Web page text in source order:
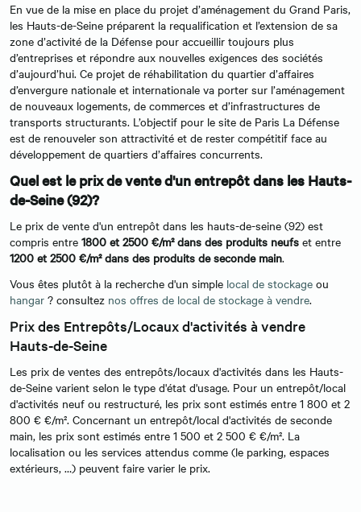
En vue de la mise en place du projet d’aménagement du Grand Paris,
les Hauts-de-Seine préparent la requalification et l’extension de sa
zone d’activité de la Défense pour accueillir toujours plus
d’entreprises et répondre aux nouvelles exigences des sociétés
d’aujourd’hui. Ce projet de réhabilitation du quartier d’affaires
d’envergure nationale et internationale va porter sur l’aménagement
de nouveaux logements, de commerces et d’infrastructures de
transports structurants. L’objectif pour le site de Paris La Défense
est de renouveler son attractivité et de rester compétitif face au
développement de quartiers d’affaires concurrents.
Quel est le prix de vente d'un entrepôt dans les Hauts-
de-Seine (92)?
Le prix de vente d'un entrepôt dans les hauts-de-seine (92) est
compris entre 1800 et 2500 €/m² dans des produits neufs et entre
1200 et 2500 €/m² dans des produits de seconde main.
Vous êtes plutôt à la recherche d'un simple local de stockage ou
hangar ? consultez nos offres de local de stockage à vendre.
Prix des Entrepôts/Locaux d'activités à vendre
Hauts-de-Seine
Les prix de ventes des entrepôts/locaux d'activités dans les Hauts-
de-Seine varient selon le type d'état d'usage. Pour un entrepôt/local
d'activités neuf ou restructuré, les prix sont estimés entre 1 800 et 2
800 € €/m². Concernant un entrepôt/local d'activités de seconde
main, les prix sont estimés entre 1 500 et 2 500 € €/m². La
localisation ou les services attendus comme (le parking, espaces
extérieurs, …) peuvent faire varier le prix.